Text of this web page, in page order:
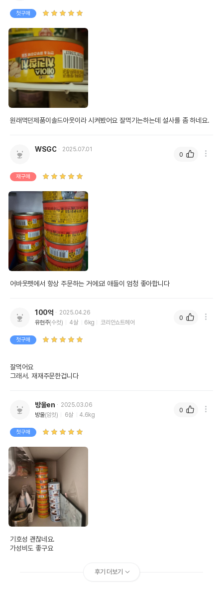
첫구매
원래먹던제품이솔드아웃이라 시켜봤어요 잘먹기는하는데 설사를 좀 하네요.
WSGC 2025.07.01
재구매
어바웃펫에서 항상 주문하는 거에요! 애들이 엄청 좋아합니다
0
100억
2025.04.26
유현주(수컷) 4살 6kg 코리안쇼트헤어
첫구매
잘먹어요
그래서. 재재주문한겁니다
0
방울en
2025.03.06
방울(암컷) 6살 4.6kg
첫구매
기호성 괜찮네요.
가성비도 좋구요
0
후기 더보기